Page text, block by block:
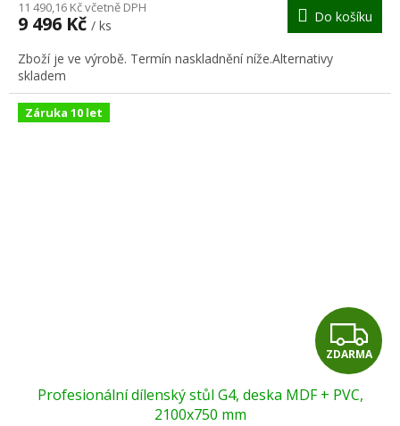
A
11 490,16 Kč včetně DPH
9 496 Kč / ks
Do košíku
Zboží je ve výrobě. Termín naskladnění níže.Alternativy
skladem
Záruka 10 let
Z
D
ZDARMA
Profesionální dílenský stůl G4, deska MDF + PVC,
2100x750 mm